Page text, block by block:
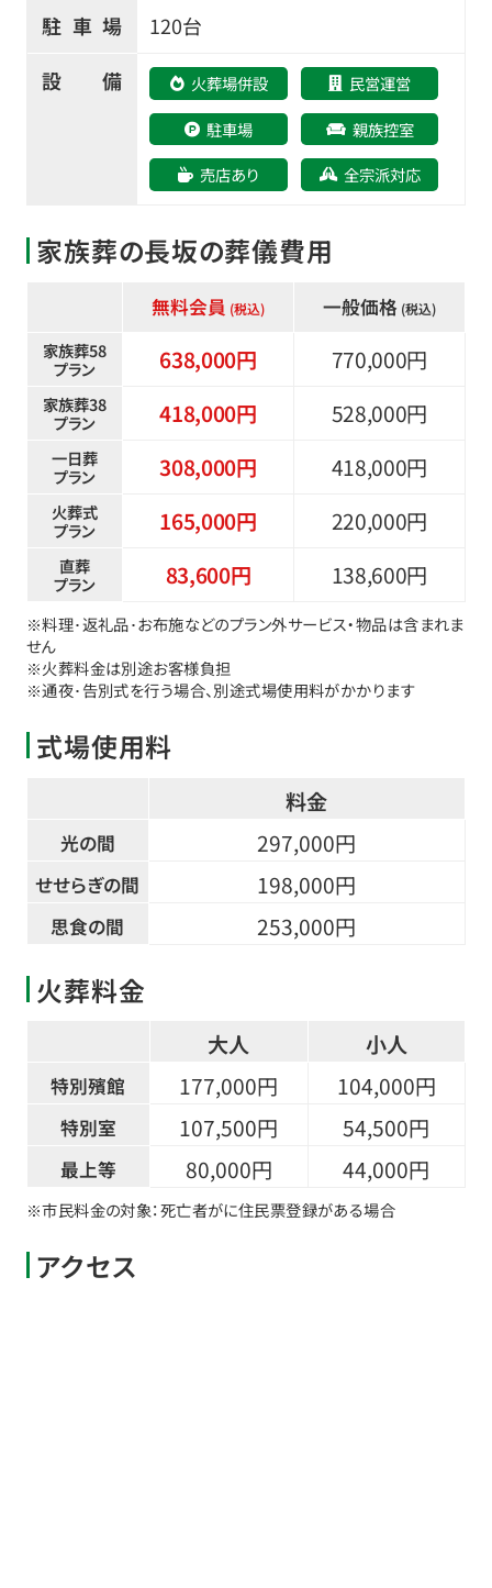
駐車場
120台
設備
火葬場併設
民営運営
駐車場
親族控室
売店あり
全宗派対応
家族葬の長坂の葬儀費用
無料会員 (税込) 一般価格 (税込)
家族葬58
プラン
638,000円 770,000円
家族葬38
プラン
418,000円 528,000円
一日葬
プラン
308,000円 418,000円
火葬式
プラン
165,000円 220,000円
直葬
プラン
83,600円 138,600円
※料理･返礼品･お布施などのプラン外サービス・物品は含まれま
せん
※火葬料金は別途お客様負担
※通夜･告別式を行う場合、別途式場使用料がかかります
式場使用料
料金
光の間 297,000円
せせらぎの間 198,000円
思食の間 253,000円
火葬料金
大人 小人
特別殯館 177,000円 104,000円
特別室 107,500円 54,500円
最上等 80,000円 44,000円
※市民料金の対象：死亡者がに住民票登録がある場合
アクセス